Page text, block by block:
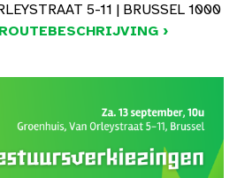
5-11 | BRUSSEL 1000
›